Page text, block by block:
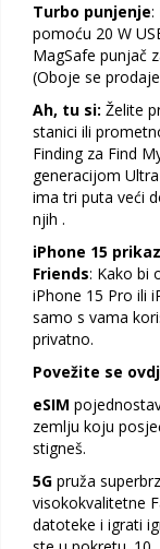
Turbo punjenje:
pomoću 20 W
MagSafe punjač
(Oboje se
Ah, tu si: Želite
stanici ili
Finding za Find
generacijom
ima tri puta veći
njih .
iPhone 15
Friends: Kako bi
iPhone 15 Pro ili
samo s vama
privatno.
Povežite se
eSIM
zemlju koju
stigneš.
5G pruža
visokokvalitetne
datoteke i igrati